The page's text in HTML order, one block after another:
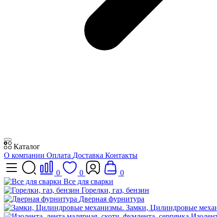
Каталог
О компании Оплата Доставка Контакты
0 0
0
Все для сварки
Горелки, газ, бензин
Дверная фурнитура
Замки, Цилиндровые